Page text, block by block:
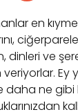
en
dinleri ve
Ey
daha ne gibi